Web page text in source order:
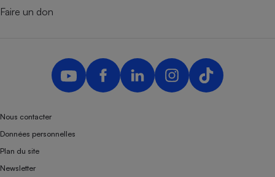
Faire un don
Nous contacter
Données personnelles
Plan du site
Newsletter